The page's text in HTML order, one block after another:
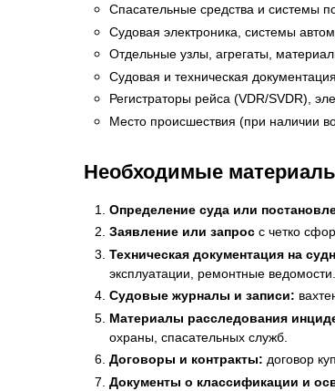
Спасательные средства и системы
Судовая электроника, системы
Отдельные узлы, агрегаты,
Судовая и техническая
Регистраторы рейса (VDR/SVDR),
Место происшествия (при наличии
Необходимые
Определение суда или
Заявление или запрос с четко
Техническая документация на
эксплуатации, ремонтные ведомости.
Судовые журналы и записи:
Материалы расследования
охраны, спасательных служб.
Договоры и контракты: договор
Документы о классификации и